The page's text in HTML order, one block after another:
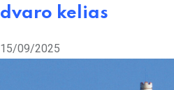
dvaro kelias
15/09/2025